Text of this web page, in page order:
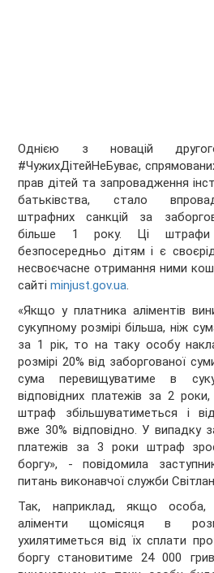
Однією з новацій
#ЧужихДітейНеБуває,
прав дітей та запровадження
батьківства, стало
штрафних санкцій за
більше 1 року. Ці штрафи
безпосередньо дітям і є
несвоєчасне отримання ними
сайті minjust.gov.ua.
«Якщо у платника аліментів
сукупному розмірі більша, ніж
за 1 рік, то на таку особу
розмірі 20% від заборгованої
сума перевищуватиме в
відповідних платежів за 2
штраф збільшуватиметься і
вже 30% відповідно. У випадку
платежів за 3 роки штраф
боргу», - повідомила
питань виконавчої служби
Так, наприклад, якщо
аліменти щомісяця в
ухилятиметься від їх сплати
боргу становитиме 24 000